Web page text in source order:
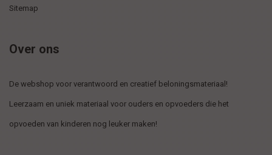
Sitemap
Over ons
De webshop voor verantwoord en creatief beloningsmateriaal!
Leerzaam en uniek materiaal voor ouders en opvoeders die het
opvoeden van kinderen nog leuker maken!